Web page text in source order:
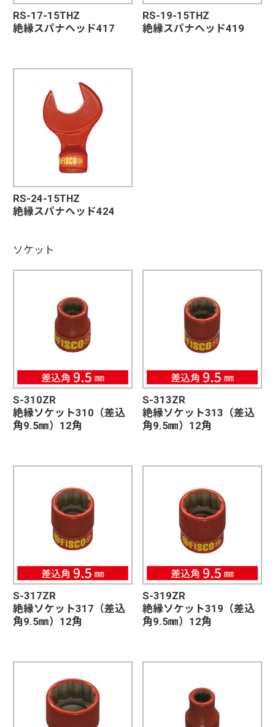
RS-17-15THZ
絶縁スパナヘッド417
RS-19-15THZ
絶縁スパナヘッド419
RS-24-15THZ
絶縁スパナヘッド424
ソケット
S-310ZR
絶縁ソケット310（差込
角9.5㎜）12角
S-313ZR
絶縁ソケット313（差込
角9.5㎜）12角
S-317ZR
絶縁ソケット317（差込
角9.5㎜）12角
S-319ZR
絶縁ソケット319（差込
角9.5㎜）12角